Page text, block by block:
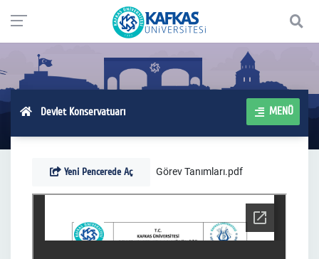
Devlet Konservatuarı MENÜ
Yeni Pencerede Aç Görev Tanımları.pdf